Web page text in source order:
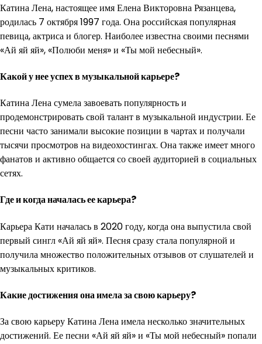
Катина Лена, настоящее имя Елена Викторовна Рязанцева,
родилась 7 октября 1997 года. Она российская популярная
певица, актриса и блогер. Наиболее известна своими песнями
«Ай яй яй», «Полюби меня» и «Ты мой небесный».
Какой у нее успех в музыкальной карьере?
Катина Лена сумела завоевать популярность и
продемонстрировать свой талант в музыкальной индустрии. Ее
песни часто занимали высокие позиции в чартах и получали
тысячи просмотров на видеохостингах. Она также имеет много
фанатов и активно общается со своей аудиторией в социальных
сетях.
Где и когда началась ее карьера?
Карьера Кати началась в 2020 году, когда она выпустила свой
первый сингл «Ай яй яй». Песня сразу стала популярной и
получила множество положительных отзывов от слушателей и
музыкальных критиков.
Какие достижения она имела за свою карьеру?
За свою карьеру Катина Лена имела несколько значительных
достижений. Ее песни «Ай яй яй» и «Ты мой небесный» попали